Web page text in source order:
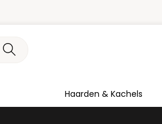
Haarden & Kachels